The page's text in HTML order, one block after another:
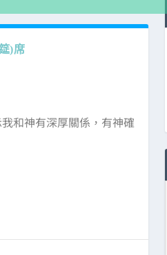
)席
和神有深厚關係，有神確